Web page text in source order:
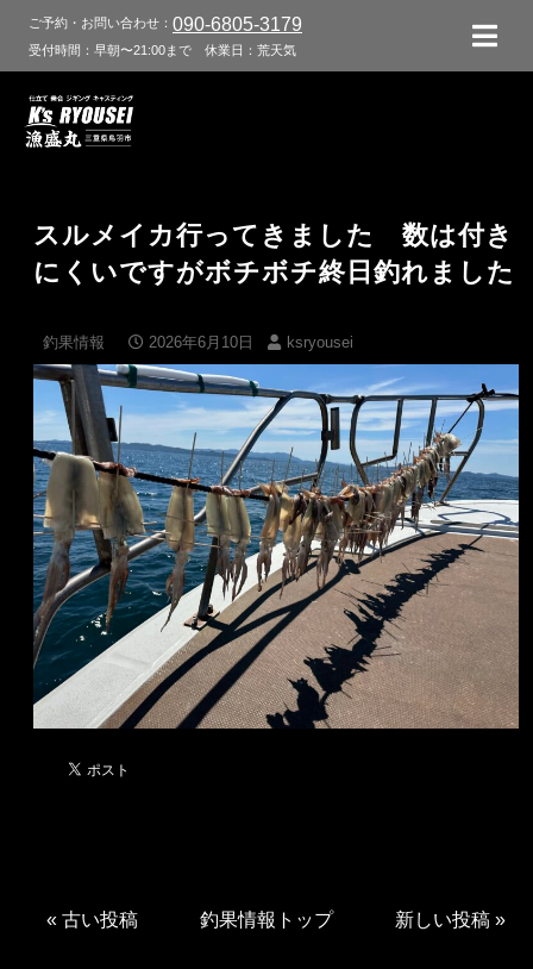
ご予約・お問い合わせ： 090-6805-3179
受付時間：早朝〜21:00まで 休業日：荒天気
スルメイカ行ってきました 数は付き
にくいですがボチボチ終日釣れました
釣果情報 2026年6月10日 ksryousei
«古い投稿 釣果情報トップ 新しい投稿 »